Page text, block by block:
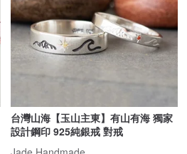
台灣山海【玉山主東】有山有海 獨家
設計鋼印 925純銀戒 對戒